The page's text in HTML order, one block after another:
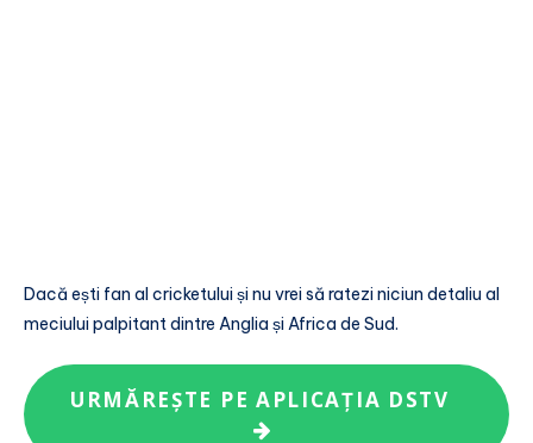
Dacă ești fan al cricketului și nu vrei să ratezi niciun detaliu al
meciului palpitant dintre Anglia și Africa de Sud.
URMĂREȘTE PE APLICAȚIA DSTV